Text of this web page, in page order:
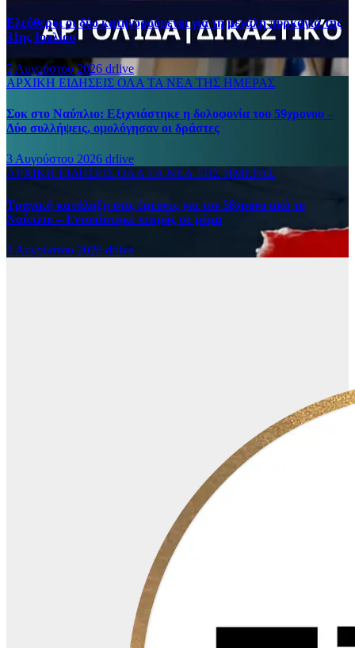
Ελεύθεροι οι δύο κατηγορούμενοι για τη μεγάλη πυρκαγιά της
31ης Ιουλίου
5 Αυγούστου 2026 drlive
ΑΡΧΙΚΗ ΕΙΔΗΣΕΙΣ ΟΛΑ ΤΑ ΝΕΑ ΤΗΣ ΗΜΕΡΑΣ
Σοκ στο Ναύπλιο: Εξιχνιάστηκε η δολοφονία του 59χρονου –
Δύο συλλήψεις, ομολόγησαν οι δράστες
3 Αυγούστου 2026 drlive
ΑΡΧΙΚΗ ΕΙΔΗΣΕΙΣ ΟΛΑ ΤΑ ΝΕΑ ΤΗΣ ΗΜΕΡΑΣ
Τραγική κατάληξη στις έρευνες για τον 58χρονο από το
Ναύπλιο – Εντοπίστηκε νεκρός σε ρέμα
3 Αυγούστου 2026 drlive